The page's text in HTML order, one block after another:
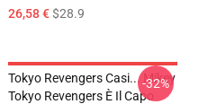
26,58 €$28.9
Tokyo Revengers Casi... Mikey
Tokyo Revengers È Il Capo
-32%